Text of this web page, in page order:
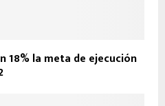
18% la meta de ejecución